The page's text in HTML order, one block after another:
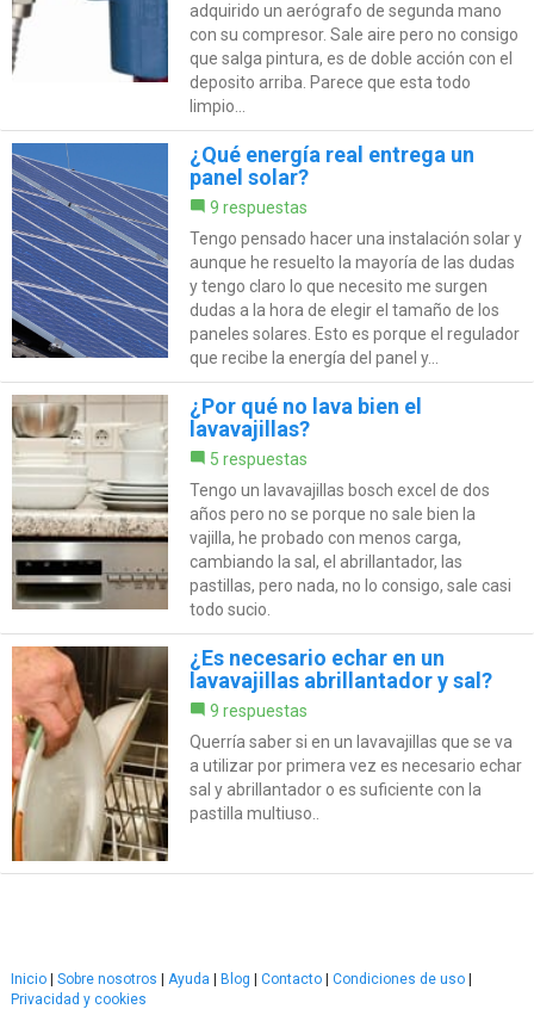
adquirido un aerógrafo de segunda mano
con su compresor. Sale aire pero no consigo
que salga pintura, es de doble acción con el
deposito arriba. Parece que esta todo
limpio...
¿Qué energía real entrega un
panel solar?
9 respuestas
Tengo pensado hacer una instalación solar y
aunque he resuelto la mayoría de las dudas
y tengo claro lo que necesito me surgen
dudas a la hora de elegir el tamaño de los
paneles solares. Esto es porque el regulador
que recibe la energía del panel y...
¿Por qué no lava bien el
lavavajillas?
5 respuestas
Tengo un lavavajillas bosch excel de dos
años pero no se porque no sale bien la
vajilla, he probado con menos carga,
cambiando la sal, el abrillantador, las
pastillas, pero nada, no lo consigo, sale casi
todo sucio.
¿Es necesario echar en un
lavavajillas abrillantador y sal?
9 respuestas
Querría saber si en un lavavajillas que se va
a utilizar por primera vez es necesario echar
sal y abrillantador o es suficiente con la
pastilla multiuso..
Inicio Sobre nosotros Ayuda Blog Contacto Condiciones de uso
Privacidad y cookies